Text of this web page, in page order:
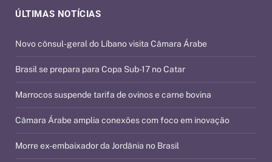
ÚLTIMAS NOTÍCIAS
Novo cônsul-geral do Líbano visita Câmara Árabe
Brasil se prepara para Copa Sub-17 no Catar
Marrocos suspende tarifa de ovinos e carne bovina
Câmara Árabe amplia conexões com foco em inovação
Morre ex-embaixador da Jordânia no Brasil